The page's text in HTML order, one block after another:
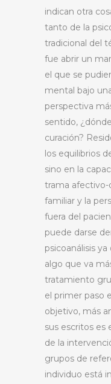
indican otra
tanto de la
tradicional del
fue abrir un
el que se
mental bajo
perspectiva
sentido,
curación?
los equilibrios
sino en la
trama afectivo-
familiar y la
fuera del
puede darse
psicoanálisis
algo que va
tratamiento
el primer paso
objetivo, más
sus escritos es
de la
grupos de
individuo está